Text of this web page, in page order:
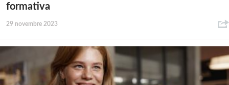
formativa
29 novembre 2023